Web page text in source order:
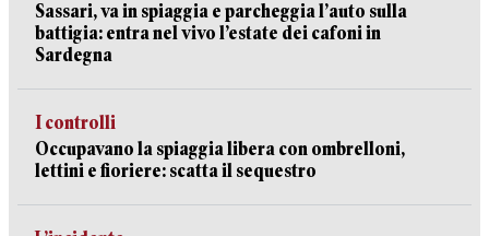
Sassari, va in spiaggia e parcheggia l’auto sulla
battigia: entra nel vivo l’estate dei cafoni in
Sardegna
I controlli
Occupavano la spiaggia libera con ombrelloni,
lettini e fioriere: scatta il sequestro